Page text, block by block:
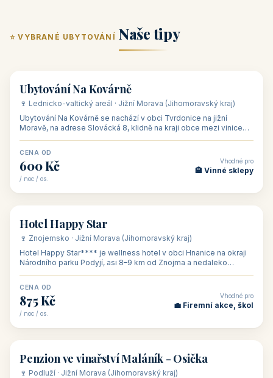
⭐ VYBRANÉ UBYTOVÁNÍ Naše tipy
🏡 penzion
Ubytování Na Kovárně
🍷 Lednicko-valtický areál · Jižní Morava (Jihomoravský kraj)
Ubytování Na Kovárně se nachází v obci Tvrdonice na jižní
Moravě, na adrese Slovácká 8, klidně na kraji obce mezi vinicemi,
CENA OD
600 Kč
/ noc / os.
Vhodné pro
🏨 Vinné sklepy
🏨 hotel
Hotel Happy Star
🍷 Znojemsko · Jižní Morava (Jihomoravský kraj)
Hotel Happy Star**** je wellness hotel v obci Hnanice na okraji
Národního parku Podyjí, asi 8–9 km od Znojma a nedaleko
CENA OD
875 Kč
/ noc / os.
Vhodné pro
💼 Firemní akce, škol
🏡 penzion
Penzion ve vinařství Maláník - Osička
🍷 Podluží · Jižní Morava (Jihomoravský kraj)